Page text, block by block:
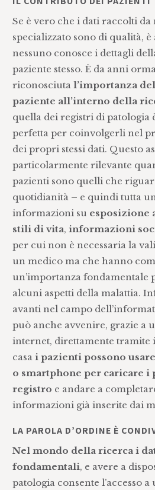
Se è vero che i dati raccolti da
specializzato sono di qualità,
nessuno conosce i dettagli
paziente stesso. È da anni
riconosciuta l’importanza
paziente all’interno della
quella dei registri di patologia
perfetta per coinvolgerli nel
dei propri stessi dati. Questo
particolarmente rilevante
pazienti sono quelli che
quotidianità – e quindi tutta
informazioni su esposizione
stili di vita,informazioni
per cui non è necessaria la
un medico ma che hanno
un’importanza fondamentale
alcuni aspetti della malattia.
avanti nel campo
può anche avvenire, grazie a
internet, direttamente tramite
casa i pazienti possono
o smartphone per caricare i
registro e andare a
informazioni già inserite dai
LA PAROLA D’ORDINE È
Nel mondo della ricerca i
fondamentali, e avere a
patologia consente l’accesso